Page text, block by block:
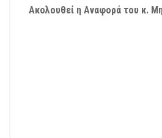
Ακολουθεί η Αναφορά του κ.